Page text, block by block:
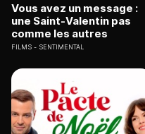
Vous avez un message :
une Saint-Valentin pas
comme les autres
FILMS SENTIMENTAL